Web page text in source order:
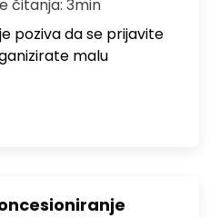
čitanja: 3min
poziva da se prijavite
malu